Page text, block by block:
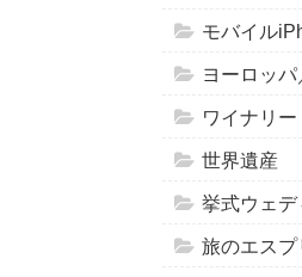
モバイル
ヨーロッ
ワイナリー
世界遺産
挙式ウェデ
旅のエスプ